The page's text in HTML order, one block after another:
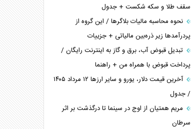
سقف طلا و سکه شکست + جدول
نحوه محاسبه مالیات بلاگر‌ها / این گروه از
پردرآمد‌ها زیر ذره‌بین مالیاتی + جزییات
تبدیل قبوض آب، برق و گاز به اینترنت رایگان /
پرداخت قبوض با همراه من + راهنما
آخرین قیمت دلار، یورو و سایر ارز‌ها ۱۲ مرداد ۱۴۰۵
/ جدول
مریم همتیان از اوج در سینما تا درگذشت بر اثر
سرطان